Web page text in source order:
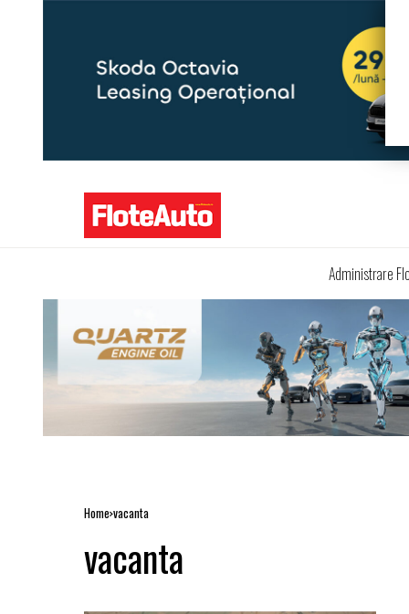
Administrare
Home vacanta
vacanta